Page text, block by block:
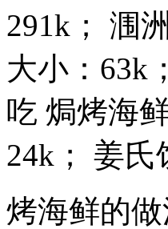
291k； 涠
大小：63k
吃 焗烤海
24k； 姜氏
烤海鲜的